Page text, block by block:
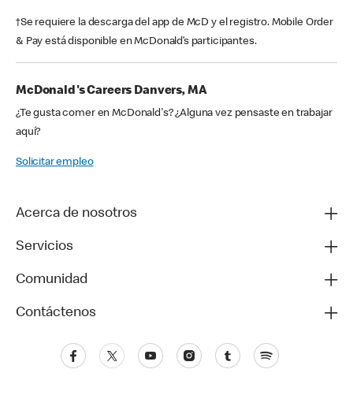
†Se requiere la descarga del app de McD y el registro. Mobile Order
& Pay está disponible en McDonald’s participantes.
McDonald's Careers Danvers, MA
¿Te gusta comer en McDonald's? ¿Alguna vez pensaste en trabajar
aquí?
Solicitar empleo
Acerca de nosotros
Servicios
Comunidad
Contáctenos